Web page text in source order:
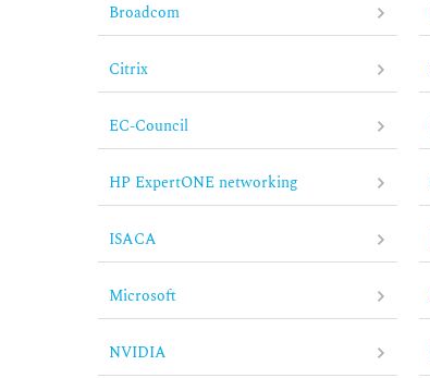
Broadcom
Citrix
EC-Council
HP ExpertONE networking
ISACA
Microsoft
NVIDIA